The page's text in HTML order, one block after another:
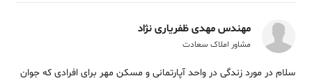
مهندس مهدی ظفریاری نژاد
مشاور املاک سعادت
سلام در مورد زندگی در واحد آپارتمانی و مسکن مهر برای افرادی که جوان